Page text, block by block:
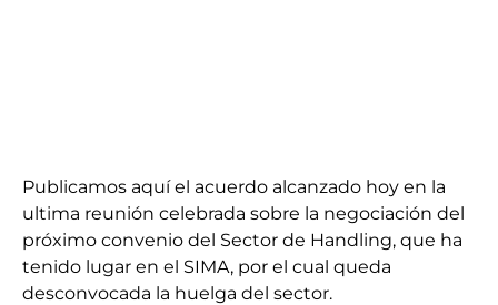
Publicamos aquí el acuerdo alcanzado hoy en la
ultima reunión celebrada sobre la negociación del
próximo convenio del Sector de Handling, que ha
tenido lugar en el SIMA, por el cual queda
desconvocada la huelga del sector.